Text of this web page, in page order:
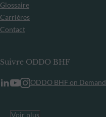
Glossaire
Carrières
Contact
Suivre ODDO BHF
ODDO BHF on Demand
Voir plus